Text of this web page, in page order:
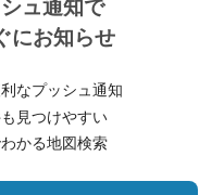
ュ通知で
にお知らせ
なプッシュ通知
見つけやすい
かる地図検索
利用規約
採用情報